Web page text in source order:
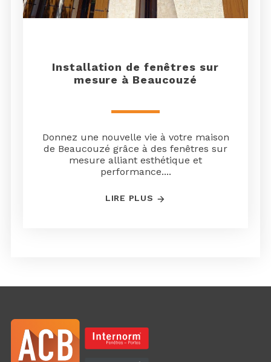
Installation de fenêtres sur
mesure à Beaucouzé
Donnez une nouvelle vie à votre maison
de Beaucouzé grâce à des fenêtres sur
mesure alliant esthétique et
performance....
LIRE PLUS